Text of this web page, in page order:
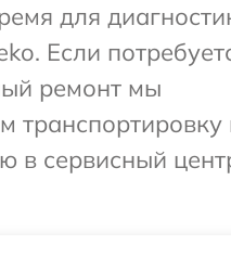
для
Если
ремонт мы
транспортировку
в сервисный